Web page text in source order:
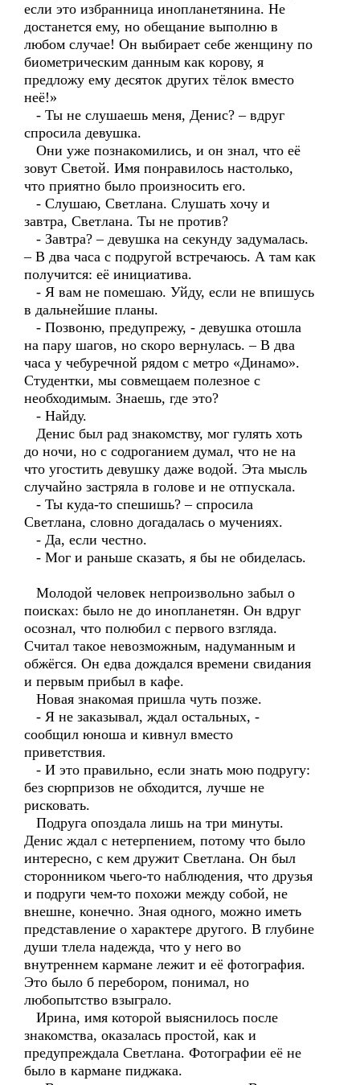
если это избранница инопланетянина. Не
достанется ему, но обещание выполню в
любом случае! Он выбирает себе женщину по
биометрическим данным как корову, я
предложу ему десяток других тёлок вместо
неё!»
- Ты не слушаешь меня, Денис? – вдруг
спросила девушка.
Они уже познакомились, и он знал, что её
зовут Светой. Имя понравилось настолько,
что приятно было произносить его.
- Слушаю, Светлана. Слушать хочу и
завтра, Светлана. Ты не против?
- Завтра? – девушка на секунду задумалась.
– В два часа с подругой встречаюсь. А там как
получится: её инициатива.
- Я вам не помешаю. Уйду, если не впишусь
в дальнейшие планы.
- Позвоню, предупрежу, - девушка отошла
на пару шагов, но скоро вернулась. – В два
часа у чебуречной рядом с метро «Динамо».
Студентки, мы совмещаем полезное с
необходимым. Знаешь, где это?
- Найду.
Денис был рад знакомству, мог гулять хоть
до ночи, но с содроганием думал, что не на
что угостить девушку даже водой. Эта мысль
случайно застряла в голове и не отпускала.
- Ты куда-то спешишь? – спросила
Светлана, словно догадалась о мучениях.
- Да, если честно.
- Мог и раньше сказать, я бы не обиделась.
Молодой человек непроизвольно забыл о
поисках: было не до инопланетян. Он вдруг
осознал, что полюбил с первого взгляда.
Считал такое невозможным, надуманным и
обжёгся. Он едва дождался времени свидания
и первым прибыл в кафе.
Новая знакомая пришла чуть позже.
- Я не заказывал, ждал остальных, -
сообщил юноша и кивнул вместо
приветствия.
- И это правильно, если знать мою подругу:
без сюрпризов не обходится, лучше не
рисковать.
Подруга опоздала лишь на три минуты.
Денис ждал с нетерпением, потому что было
интересно, с кем дружит Светлана. Он был
сторонником чьего-то наблюдения, что друзья
и подруги чем-то похожи между собой, не
внешне, конечно. Зная одного, можно иметь
представление о характере другого. В глубине
души тлела надежда, что у него во
внутреннем кармане лежит и её фотография.
Это было б перебором, понимал, но
любопытство взыграло.
Ирина, имя которой выяснилось после
знакомства, оказалась простой, как и
предупреждала Светлана. Фотографии её не
было в кармане пиджака.